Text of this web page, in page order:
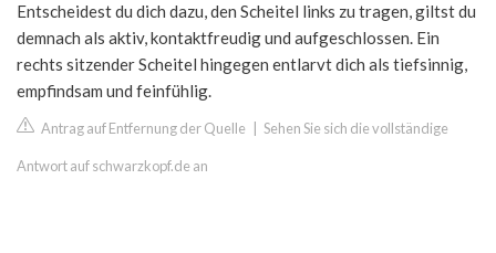
Entscheidest du dich dazu, den Scheitel links zu tragen, giltst du
demnach als aktiv, kontaktfreudig und aufgeschlossen. Ein
rechts sitzender Scheitel hingegen entlarvt dich als tiefsinnig,
empfindsam und feinfühlig.
Antrag auf Entfernung der Quelle Sehen Sie sich die vollständige
Antwort auf schwarzkopf.de an